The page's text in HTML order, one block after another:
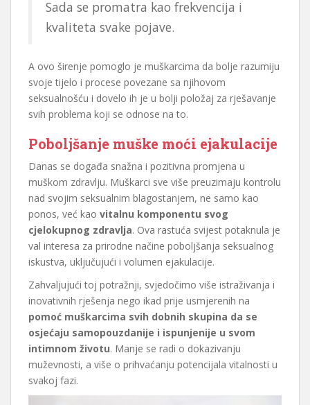
Sada se promatra kao frekvencija i
kvaliteta svake pojave.
A ovo širenje pomoglo je muškarcima da bolje razumiju
svoje tijelo i procese povezane sa njihovom
seksualnošću i dovelo ih je u bolji položaj za rješavanje
svih problema koji se odnose na to.
Poboljšanje muške moći ejakulacije
Danas se događa snažna i pozitivna promjena u
muškom zdravlju. Muškarci sve više preuzimaju kontrolu
nad svojim seksualnim blagostanjem, ne samo kao
ponos, već kao vitalnu komponentu svog
cjelokupnog zdravlja. Ova rastuća svijest potaknula je
val interesa za prirodne načine poboljšanja seksualnog
iskustva, uključujući i volumen ejakulacije.
Zahvaljujući toj potražnji, svjedočimo više istraživanja i
inovativnih rješenja nego ikad prije usmjerenih na
pomoć muškarcima svih dobnih skupina da se
osjećaju samopouzdanije i ispunjenije u svom
intimnom životu. Manje se radi o dokazivanju
muževnosti, a više o prihvaćanju potencijala vitalnosti u
svakoj fazi.